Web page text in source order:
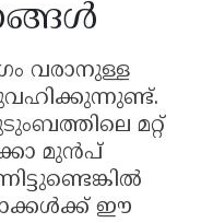
വരാനുള്ള
മറ്റ്
മുൻപ്
ഈ